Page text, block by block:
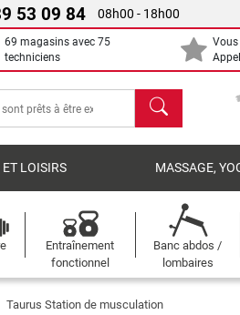
53 09 84 08h00 - 18h00
69 magasins avec 75
techniciens
chercher
LOISIRS MASSAGE,
Entraînement
fonctionnel
Banc abdos /
lombaires
Taurus Station de musculation